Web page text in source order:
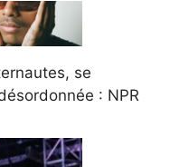
se
: NPR